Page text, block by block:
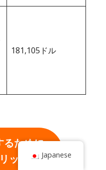
181,105ドル
るために
ック
Japanese